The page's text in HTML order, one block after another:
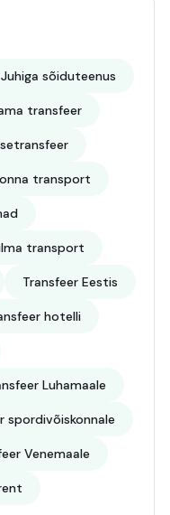
Juhiga sõiduteenus
transfeer
transport
transport
Transfeer Eestis
hotelli
Luhamaale
spordivõiskonnale
Venemaale